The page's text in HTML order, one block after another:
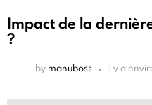
Impact de la
?
by manuboss il y a